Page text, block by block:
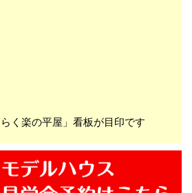
く楽の平屋」看板が目印です